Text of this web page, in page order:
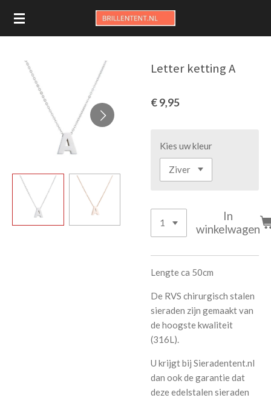
Ga
direct
hoofdinhoud
Letter ketting A
€ 9,95
Kies uw kleur
In
winkelwagen
Lengte ca 50cm
De RVS chirurgisch stalen
sieraden zijn gemaakt van
de hoogste kwaliteit
(316L).
U krijgt bij Sieradentent.nl
dan ook de garantie dat
deze edelstalen sieraden